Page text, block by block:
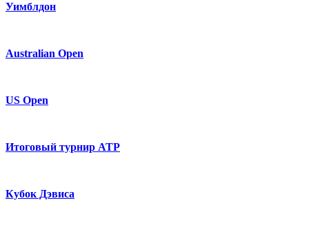
Уимблдон
Australian Open
US Open
Итоговый турнир ATP
Кубок Дэвиса